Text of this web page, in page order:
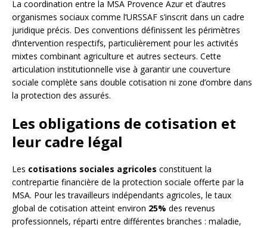
La coordination entre la MSA Provence Azur et d’autres
organismes sociaux comme l’URSSAF s’inscrit dans un cadre
juridique précis. Des conventions définissent les périmètres
d’intervention respectifs, particulièrement pour les activités
mixtes combinant agriculture et autres secteurs. Cette
articulation institutionnelle vise à garantir une couverture
sociale complète sans double cotisation ni zone d’ombre dans
la protection des assurés.
Les obligations de cotisation et
leur cadre légal
Les cotisations sociales agricoles constituent la
contrepartie financière de la protection sociale offerte par la
MSA. Pour les travailleurs indépendants agricoles, le taux
global de cotisation atteint environ 25% des revenus
professionnels, réparti entre différentes branches : maladie,